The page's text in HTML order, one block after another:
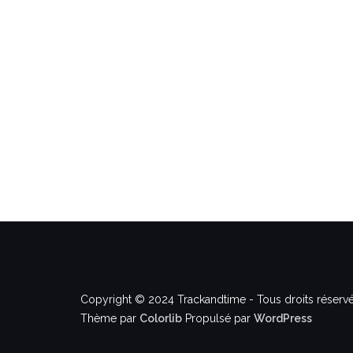
Copyright © 2024 Trackandtime - Tous droits
Thème par Colorlib Propulsé par WordPress